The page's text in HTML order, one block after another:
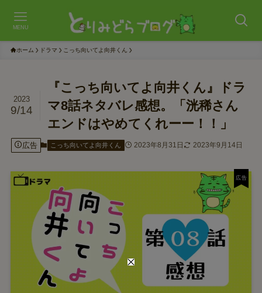
MENU
ホーム ドラマ こっち向いてよ向井くん
『こっち向いてよ向井くん』ドラ
マ8話ネタバレ感想。「洸稀さん
エンドはやめてくれーー！！」
2023
9/14
広告 こっち向いてよ向井くん 2023年8月31日 2023年9月14日